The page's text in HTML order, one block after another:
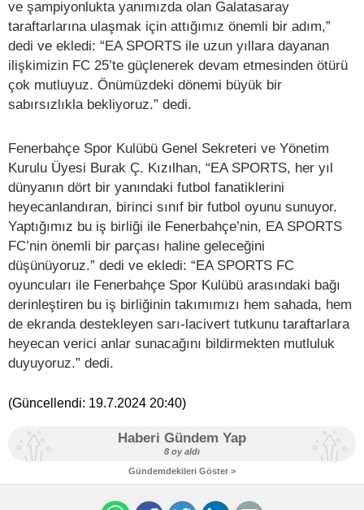
ve şampiyonlukta yanımızda olan Galatasaray
taraftarlarına ulaşmak için attığımız önemli bir adım,”
dedi ve ekledi: “EA SPORTS ile uzun yıllara dayanan
ilişkimizin FC 25’te güçlenerek devam etmesinden ötürü
çok mutluyuz. Önümüzdeki dönemi büyük bir
sabırsızlıkla bekliyoruz.” dedi.
Fenerbahçe Spor Kulübü Genel Sekreteri ve Yönetim
Kurulu Üyesi Burak Ç. Kızılhan, “EA SPORTS, her yıl
dünyanın dört bir yanındaki futbol fanatiklerini
heyecanlandıran, birinci sınıf bir futbol oyunu sunuyor.
Yaptığımız bu iş birliği ile Fenerbahçe’nin, EA SPORTS
FC’nin önemli bir parçası haline geleceğini
düşünüyoruz.” dedi ve ekledi: “EA SPORTS FC
oyuncuları ile Fenerbahçe Spor Kulübü arasındaki bağı
derinleştiren bu iş birliğinin takımımızı hem sahada, hem
de ekranda destekleyen sarı-lacivert tutkunu taraftarlara
heyecan verici anlar sunacağını bildirmekten mutluluk
duyuyoruz.” dedi.
(Güncellendi: 19.7.2024 20:40)
Haberi Gündem Yap
8 oy aldı
Gündemdekileri Göster >